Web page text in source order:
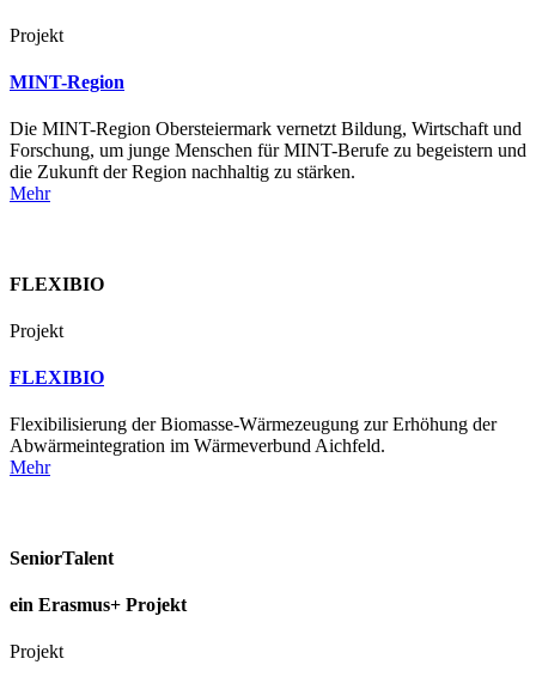
Projekt
MINT-Region
Die MINT-Region Obersteiermark vernetzt Bildung, Wirtschaft und
Forschung, um junge Menschen für MINT-Berufe zu begeistern und
die Zukunft der Region nachhaltig zu stärken.
Mehr
FLEXIBIO
Projekt
FLEXIBIO
Flexibilisierung der Biomasse-Wärmezeugung zur Erhöhung der
Abwärmeintegration im Wärmeverbund Aichfeld.
Mehr
SeniorTalent
ein Erasmus+ Projekt
Projekt